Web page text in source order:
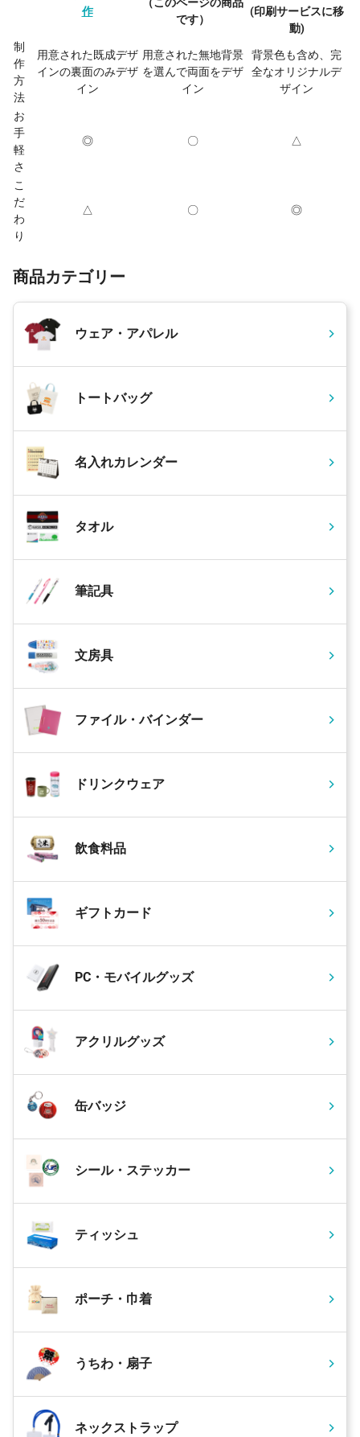
作
です）
(印刷サービスに移
動)
制
作
方
法
用意された既成デザ
インの裏面のみデザ
イン
用意された無地背景
を選んで両面をデザ
イン
背景色も含め、完
全なオリジナルデ
ザイン
お
手
軽
さ
◎ 〇 △
こ
だ
わ
り
△ 〇 ◎
商品カテゴリー
ウェア・アパレル
トートバッグ
名入れカレンダー
タオル
筆記具
文房具
ファイル・バインダー
ドリンクウェア
飲食料品
ギフトカード
PC・モバイルグッズ
アクリルグッズ
缶バッジ
シール・ステッカー
ティッシュ
ポーチ・巾着
うちわ・扇子
ネックストラップ